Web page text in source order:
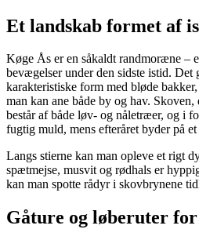
Et landskab formet af
Køge Ås er en såkaldt randmoræne –
bevægelser under den sidste istid. Det
karakteristiske form med bløde
man kan ane både by og hav.
består af både løv- og nåletræer, og i
fugtig muld, mens efteråret byder på
Langs stierne kan man opleve et rigt
spætmejse, musvit og rødhals er
kan man spotte rådyr i skovbrynene
Gåture og løberuter